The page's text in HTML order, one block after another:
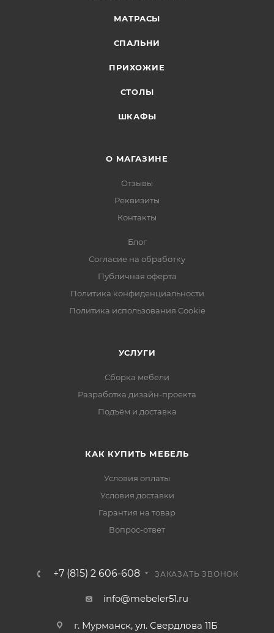
МАТРАСЫ
СПАЛЬНИ
ПРИХОЖИЕ
СТОЛЫ
ШКАФЫ
О МАГАЗИНЕ
Отзывы
Реквизиты
Контакты
Блог
Согласие на обработку
Публичная оферта
Политика конфиденциальности
Политика использования Cookie
УСЛУГИ
Сборка мебели
Разработка дизайн-проекта
Подъём и доставка
КАК КУПИТЬ МЕБЕЛЬ
Условия оплаты
Условия доставки
Гарантия на товар
Вопрос-ответ
+7 (815) 2 606-608 ЗАКАЗАТЬ ЗВОНОК
info@mebeler51.ru
г. Мурманск, ул. Свердлова 11Б